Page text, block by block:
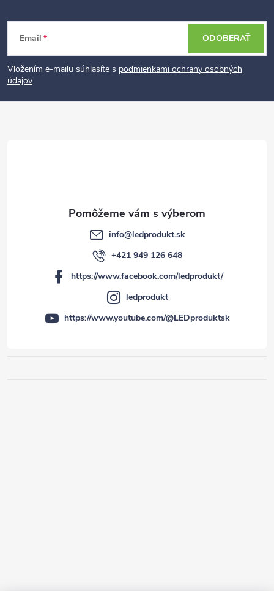
t
Email
Vložením e-mailu súhlasíte s podmienkami ochrany osobných
údajov
ODOBERAŤ
info@ledprodukt.sk
+421 949 126 648
https://www.facebook.com/ledprodukt/
ledprodukt
https://www.youtube.com/@LEDproduktsk